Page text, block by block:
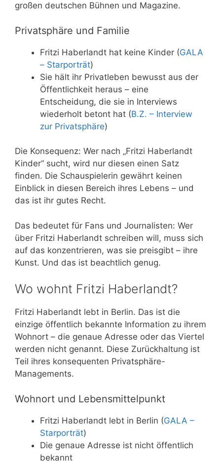
großen deutschen Bühnen und Magazine.
Privatsphäre und Familie
Fritzi Haberlandt hat keine Kinder (GALA
– Starporträt)
Sie hält ihr Privatleben bewusst aus der
Öffentlichkeit heraus – eine
Entscheidung, die sie in Interviews
wiederholt betont hat (B.Z. – Interview
zur Privatsphäre)
Die Konsequenz: Wer nach „Fritzi Haberlandt
Kinder“ sucht, wird nur diesen einen Satz
finden. Die Schauspielerin gewährt keinen
Einblick in diesen Bereich ihres Lebens – und
das ist ihr gutes Recht.
Das bedeutet für Fans und Journalisten: Wer
über Fritzi Haberlandt schreiben will, muss sich
auf das konzentrieren, was sie preisgibt – ihre
Kunst. Und das ist beachtlich genug.
Wo wohnt Fritzi Haberlandt?
Fritzi Haberlandt lebt in Berlin. Das ist die
einzige öffentlich bekannte Information zu ihrem
Wohnort – die genaue Adresse oder das Viertel
werden nicht genannt. Diese Zurückhaltung ist
Teil ihres konsequenten Privatsphäre-
Managements.
Wohnort und Lebensmittelpunkt
Fritzi Haberlandt lebt in Berlin (GALA –
Starporträt)
Die genaue Adresse ist nicht öffentlich
bekannt